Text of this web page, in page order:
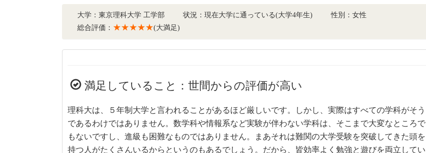
大学：東京理科大学 工学部 状況：現在大学に通っている(大学4年生)
性別：女性
総合評価： ★★★★★(大満足)
満足していること：世間からの評価が高い
理科大は、５年制大学と言われることがあるほど厳しいです。しかし、実際はすべての学科がそう
であるわけではありません。数学科や情報系など実験が伴わない学科は、そこまで大変なところで
もないですし、進級も困難なものではありません。まあそれは難関の大学受験を突破してきた頭を
持つ人がたくさんいるからというのもあるでしょう。だから、皆効率よく勉強と遊びを両立してい